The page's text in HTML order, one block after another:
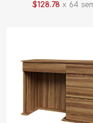
$128.78 x 64